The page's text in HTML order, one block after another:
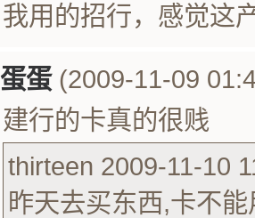
我用的招行，感觉这
蛋蛋(2009-11-09
建行的卡真的很贱
thirteen 2009-11-10
昨天去买东西,卡不